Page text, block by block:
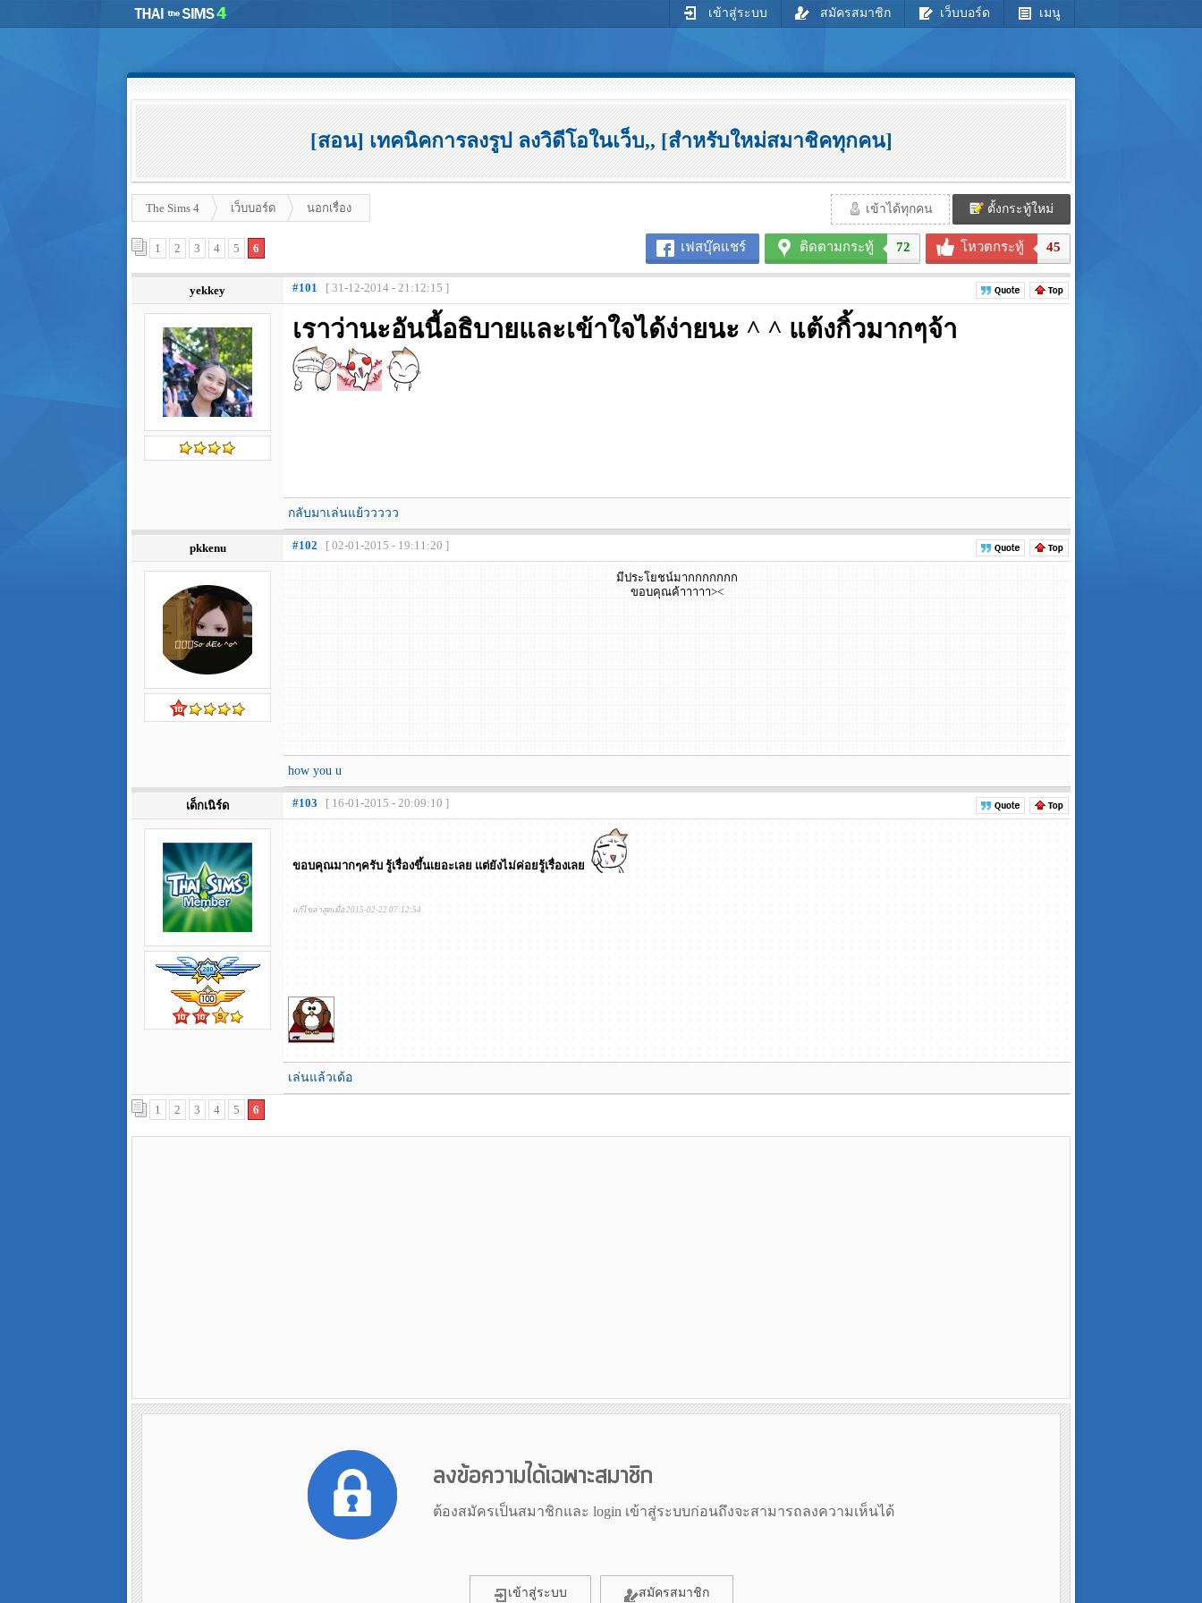
เข้าสู่ระบบ สมัครสมาชิก เว็บบอร์ด เมนู
[สอน] เทคนิคการลงรูป ลงวิดีโอในเว็บ,, [สำหรับใหม่สมาชิคทุกคน]
The Sims 4 เว็บบอร์ด นอกเรื่อง เข้าได้ทุกคน ตั้งกระทู้ใหม่
เฟสบุ๊คแชร์ ติดตามกระทู้ 72 โหวตกระทู้ 45
1 2 3 4 5 6
yekkey #101 [ 31-12-2014 - 21:12:15 ]
เราว่านะอันนี้อธิบายและเข้าใจได้ง่ายนะ ^ ^ แต้งกิ้วมากๆจ้า
กลับมาเล่นแย้ววววว
pkkenu #102 [ 02-01-2015 - 19:11:20 ]
มีประโยชน์มากกกกกกก
ขอบคุณค้าาาาา><
how you u
เด็กเนิร์ด #103 [ 16-01-2015 - 20:09:10 ]
ขอบคุณมากๆครับ รู้เรื่องขึ้นเยอะเลย แต่ยังไม่ค่อยรู้เรื่องเลย
แก้ไขล่าสุดเมื่อ 2015-02-22 07:12:54
เล่นแล้วเด้อ
1 2 3 4 5 6
ลงข้อความได้เฉพาะสมาชิก
ต้องสมัครเป็นสมาชิกและ login เข้าสู่ระบบก่อนถึงจะสามารถลงความเห็นได้
เข้าสู่ระบบ สมัครสมาชิก